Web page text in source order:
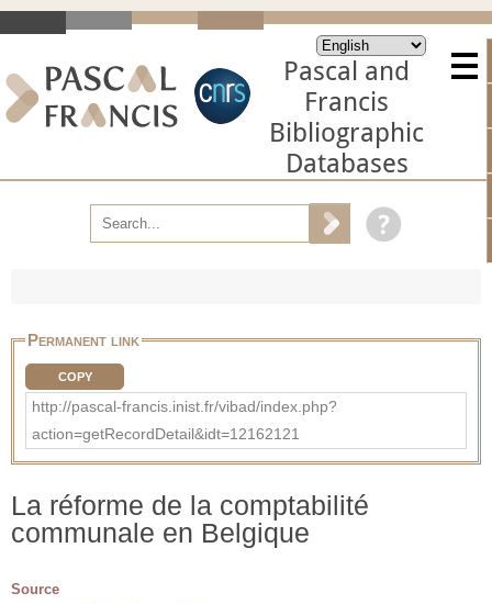
Pascal and
Francis
Bibliographic
Databases
Permanent link
COPY
http://pascal-francis.inist.fr/vibad/index.php?
action=getRecordDetail&idt=12162121
La réforme de la comptabilité
communale en Belgique
Source